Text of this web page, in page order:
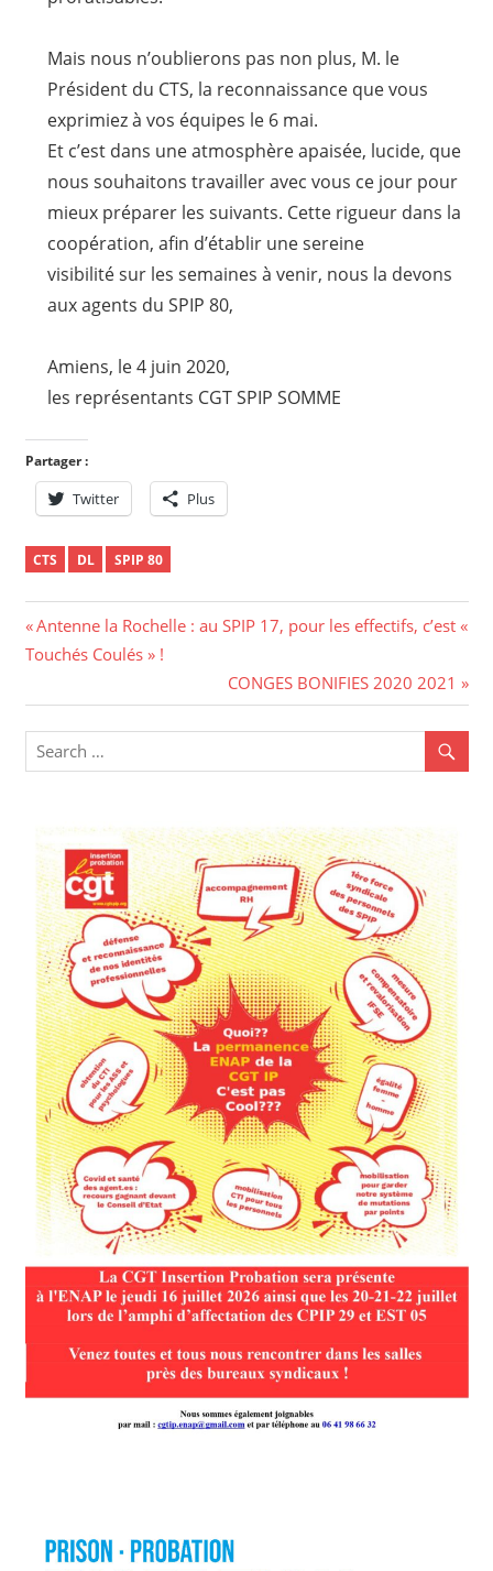
Mais nous n’oublierons pas non plus, M. le
Président du CTS, la reconnaissance que vous
exprimiez à vos équipes le 6 mai.
Et c’est dans une atmosphère apaisée, lucide, que
nous souhaitons travailler avec vous ce jour pour
mieux préparer les suivants. Cette rigueur dans la
coopération, afin d’établir une sereine
visibilité sur les semaines à venir, nous la devons
aux agents du SPIP 80,
Amiens, le 4 juin 2020,
les représentants CGT SPIP SOMME
Partager :
Twitter Plus
CTS DL SPIP 80
Navigation
de
l’article
Previous
Post:
Antenne la Rochelle : au SPIP 17, pour les effectifs, c’est «
Touchés Coulés » !
Next
Post:
CONGES BONIFIES 2020 2021